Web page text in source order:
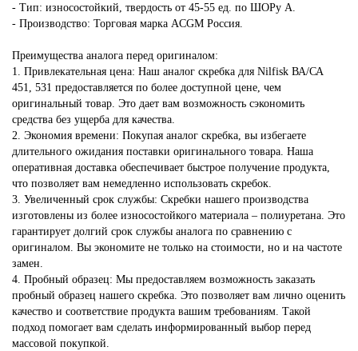
- Тип: износостойкий, твердость от 45-55 ед. по ШОРу А.
- Производство: Торговая марка ACGM Россия.
Преимущества аналога перед оригиналом:
1. Привлекательная цена: Наш аналог скребка для Nilfisk ВА/СА
451, 531 предоставляется по более доступной цене, чем
оригинальный товар. Это дает вам возможность сэкономить
средства без ущерба для качества.
2. Экономия времени: Покупая аналог скребка, вы избегаете
длительного ожидания поставки оригинального товара. Наша
оперативная доставка обеспечивает быстрое получение продукта,
что позволяет вам немедленно использовать скребок.
3. Увеличенный срок службы: Скребки нашего производства
изготовлены из более износостойкого материала – полиуретана. Это
гарантирует долгий срок службы аналога по сравнению с
оригиналом. Вы экономите не только на стоимости, но и на частоте
замен.
4. Пробный образец: Мы предоставляем возможность заказать
пробный образец нашего скребка. Это позволяет вам лично оценить
качество и соответствие продукта вашим требованиям. Такой
подход помогает вам сделать информированный выбор перед
массовой покупкой.